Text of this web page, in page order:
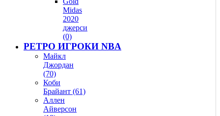
Midas
2020
джерси
(0)
РЕТРО ИГРОКИ NBA
Майкл
Джордан
(70)
Коби
Брайант (61)
Аллен
Айверсон